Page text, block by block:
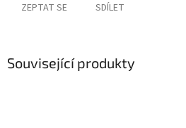
ZEPTAT SE SDÍLET
Související produkty